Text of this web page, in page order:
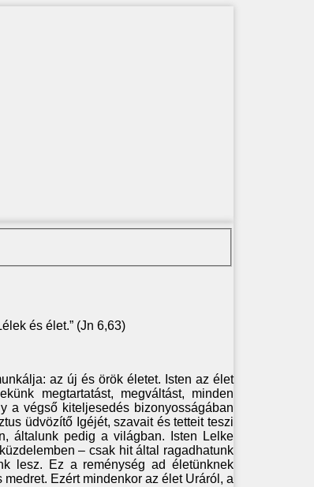
és élet.” (Jn 6,63)
az új és örök életet. Isten az élet
megtartatást, megváltást, minden
a végső kiteljesedés bizonyosságában
üdvözítő Igéjét, szavait és tetteit teszi
általunk pedig a világban. Isten Lelke
– csak hit által ragadhatunk
lesz. Ez a reménység ad életünknek
Ezért mindenkor az élet Uráról, a